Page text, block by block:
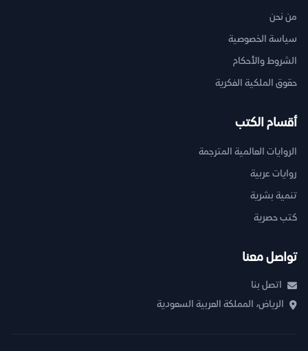
من نحن
سياسة الخصوصية
الشروط والأحكام
حقوق الملكية الفكرية
أقسام الكتب
الروايات العالمية المترجمة
روايات عربية
تنمية بشرية
كتب حصرية
تواصل معنا
اتصل بنا
الرياض، المملكة العربية السعودية